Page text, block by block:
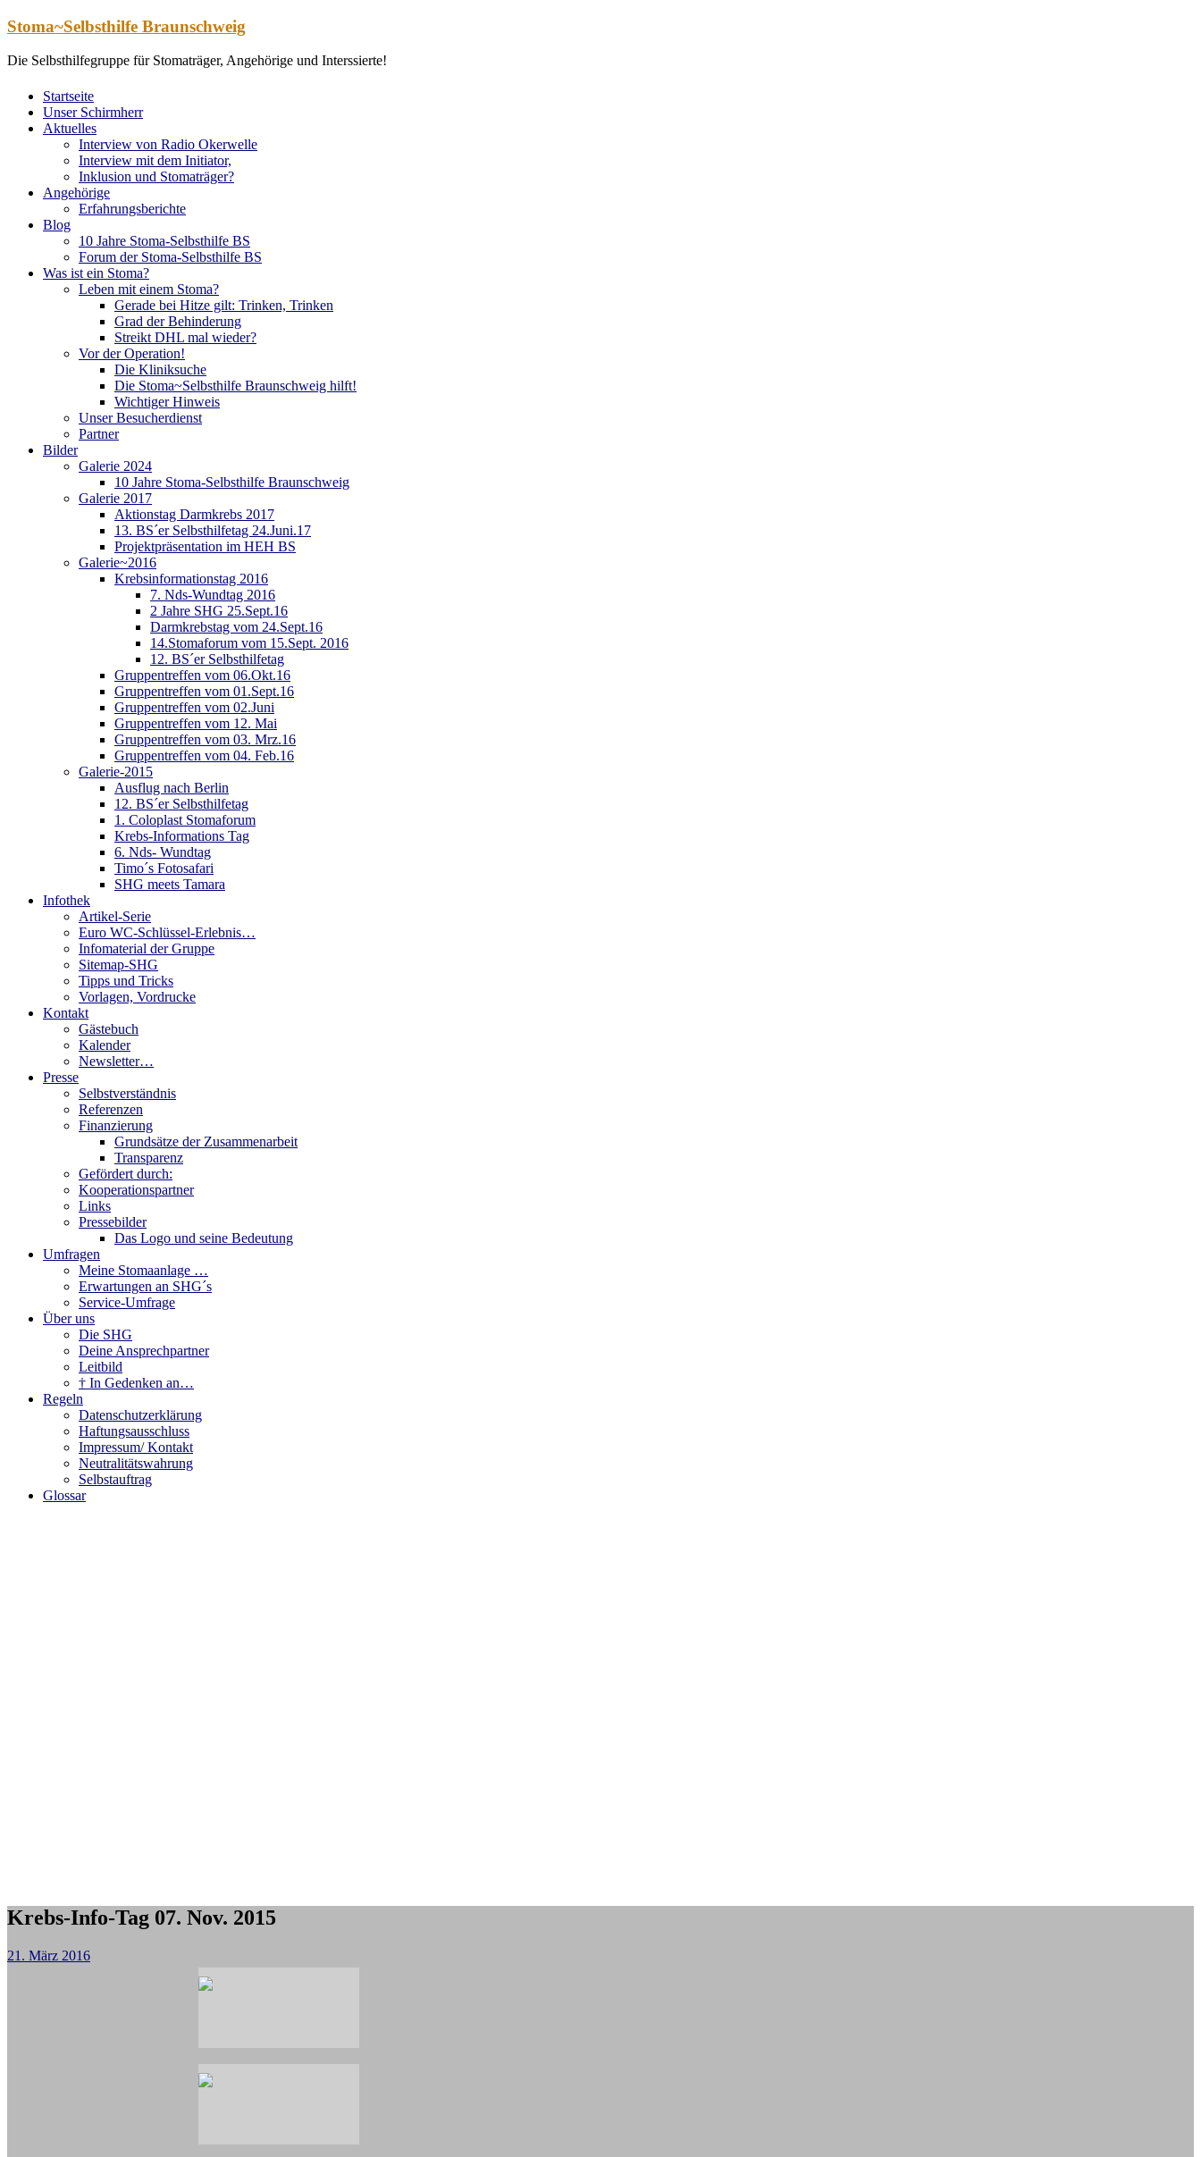
Zum
springen
Stoma~Selbsthilfe Braunschweig
Die Selbsthilfegruppe für Stomaträger, Angehörige und Interssierte!
Startseite
Unser Schirmherr
Aktuelles
Interview von Radio Okerwelle
Interview mit dem Initiator,
Inklusion und Stomaträger?
Angehörige
Erfahrungsberichte
Blog
10 Jahre Stoma-Selbsthilfe BS
Forum der Stoma-Selbsthilfe BS
Was ist ein Stoma?
Leben mit einem Stoma?
Gerade bei Hitze gilt: Trinken, Trinken
Grad der Behinderung
Streikt DHL mal wieder?
Vor der Operation!
Die Kliniksuche
Die Stoma~Selbsthilfe Braunschweig hilft!
Wichtiger Hinweis
Unser Besucherdienst
Partner
Bilder
Galerie 2024
10 Jahre Stoma-Selbsthilfe Braunschweig
Galerie 2017
Aktionstag Darmkrebs 2017
13. BS´er Selbsthilfetag 24.Juni.17
Projektpräsentation im HEH BS
Galerie~2016
Krebsinformationstag 2016
7. Nds-Wundtag 2016
2 Jahre SHG 25.Sept.16
Darmkrebstag vom 24.Sept.16
14.Stomaforum vom 15.Sept. 2016
12. BS´er Selbsthilfetag
Gruppentreffen vom 06.Okt.16
Gruppentreffen vom 01.Sept.16
Gruppentreffen vom 02.Juni
Gruppentreffen vom 12. Mai
Gruppentreffen vom 03. Mrz.16
Gruppentreffen vom 04. Feb.16
Galerie-2015
Ausflug nach Berlin
12. BS´er Selbsthilfetag
1. Coloplast Stomaforum
Krebs-Informations Tag
6. Nds- Wundtag
Timo´s Fotosafari
SHG meets Tamara
Infothek
Artikel-Serie
Euro WC-Schlüssel-Erlebnis…
Infomaterial der Gruppe
Sitemap-SHG
Tipps und Tricks
Vorlagen, Vordrucke
Kontakt
Gästebuch
Kalender
Newsletter…
Presse
Selbstverständnis
Referenzen
Finanzierung
Grundsätze der Zusammenarbeit
Transparenz
Gefördert durch:
Kooperationspartner
Links
Pressebilder
Das Logo und seine Bedeutung
Umfragen
Meine Stomaanlage …
Erwartungen an SHG´s
Service-Umfrage
Über uns
Die SHG
Deine Ansprechpartner
Leitbild
† In Gedenken an…
Regeln
Datenschutzerklärung
Haftungsausschluss
Impressum/ Kontakt
Neutralitätswahrung
Selbstauftrag
Glossar
Krebs-Info-Tag 07. Nov. 2015
21. März 2016